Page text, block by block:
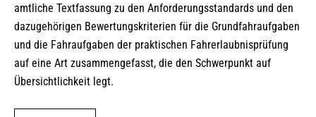
amtliche Textfassung zu den Anforderungsstandards und den
dazugehörigen Bewertungskriterien für die Grundfahraufgaben
und die Fahraufgaben der praktischen Fahrerlaubnisprüfung
auf eine Art zusammengefasst, die den Schwerpunkt auf
Übersichtlichkeit legt.